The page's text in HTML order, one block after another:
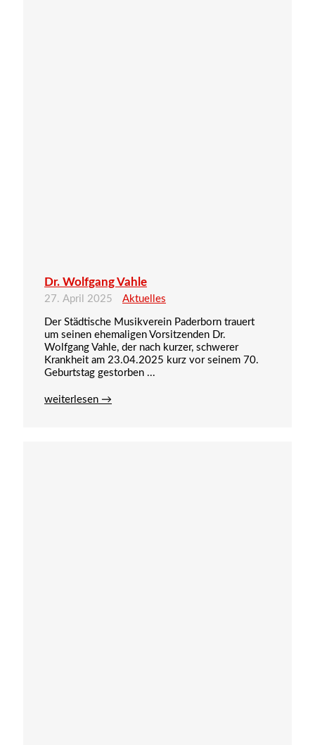
Dr. Wolfgang Vahle
27. April 2025 Aktuelles
Der Städtische Musikverein Paderborn trauert
um seinen ehemaligen Vorsitzenden Dr.
Wolfgang Vahle, der nach kurzer, schwerer
Krankheit am 23.04.2025 kurz vor seinem 70.
Geburtstag gestorben ...
weiterlesen →